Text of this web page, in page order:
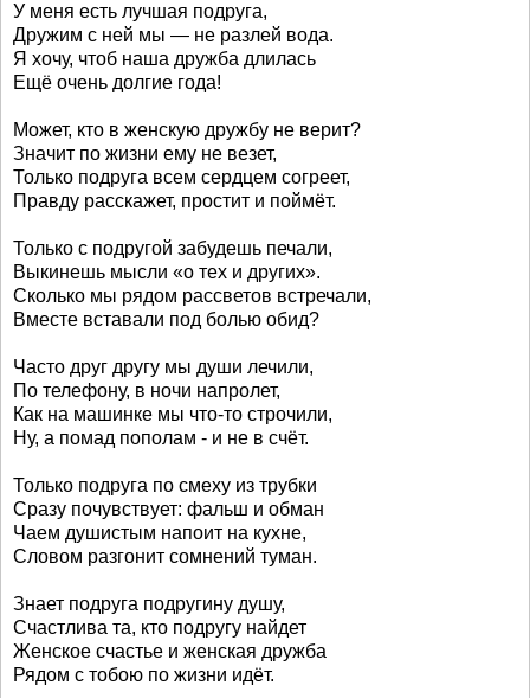
У меня есть лучшая подруга,
Дружим с ней мы — не разлей вода.
Я хочу, чтоб наша дружба длилась
Ещё очень долгие года!
Может, кто в женскую дружбу не верит?
Значит по жизни ему не везет,
Только подруга всем сердцем согреет,
Правду расскажет, простит и поймёт.
Только с подругой забудешь печали,
Выкинешь мысли «о тех и других».
Сколько мы рядом рассветов встречали,
Вместе вставали под болью обид?
Часто друг другу мы души лечили,
По телефону, в ночи напролет,
Как на машинке мы что-то строчили,
Ну, а помад пополам - и не в счёт.
Только подруга по смеху из трубки
Сразу почувствует: фальш и обман
Чаем душистым напоит на кухне,
Словом разгонит сомнений туман.
Знает подруга подругину душу,
Счастлива та, кто подругу найдет
Женское счастье и женская дружба
Рядом с тобою по жизни идёт.